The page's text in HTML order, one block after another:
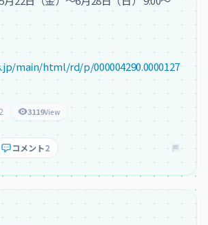
main/html/rd/p/000004290.0000127
3119View
コメント2